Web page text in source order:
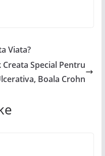
Viata?
Special Pentru
Boala Crohn